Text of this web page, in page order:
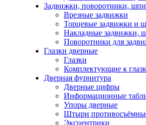
Задвижки, поворотники,
Врезные задвижки
Торцевые задвижки и
Накладные задвижки,
Поворотники для
Глазки дверные
Глазки
Комплектующие к
Дверная фурнитура
Дверные цифры
Информационные
Упоры дверные
Штыри
Эксцентрики